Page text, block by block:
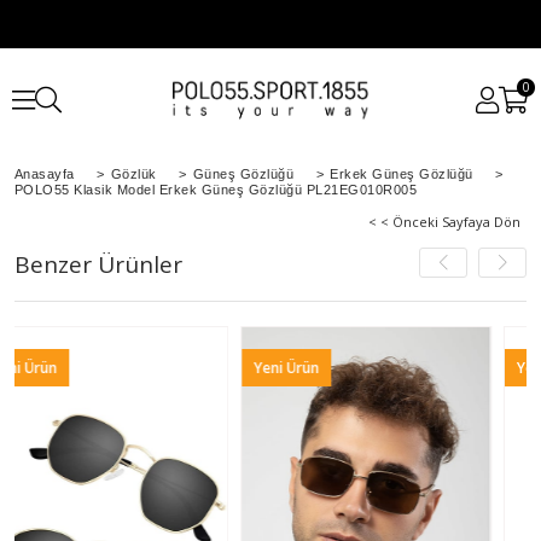
0
Anasayfa > Gözlük > Güneş Gözlüğü > Erkek Güneş Gözlüğü
>
POLO55 Klasik Model Erkek Güneş Gözlüğü PL21EG010R005
< < Önceki Sayfaya Dön
Benzer Ürünler